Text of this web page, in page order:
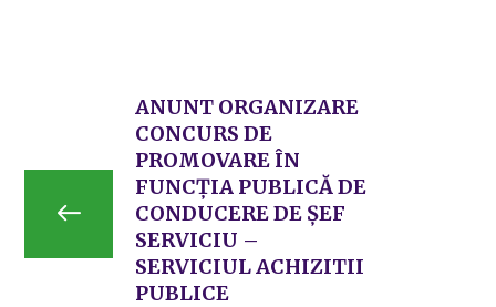
ANUNT ORGANIZARE
CONCURS DE
PROMOVARE ÎN
FUNCȚIA PUBLICĂ DE
CONDUCERE DE ȘEF
SERVICIU –
SERVICIUL ACHIZITII
PUBLICE